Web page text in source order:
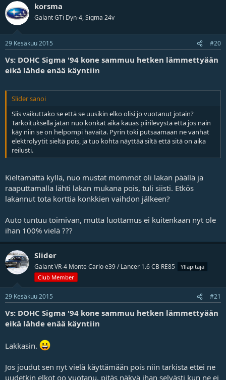
korsma
Galant GTi Dyn-4, Sigma 24v
29 Kesäkuu 2015 #20
Vs: DOHC Sigma '94 kone sammuu hetken lämmettyään
eikä lähde enää käyntiin
Slider sanoi
Siis vaikuttako se että se uusikin elko olisi jo vuotanut jotain?
Tarkoituksella jätän nuo konkat aika kauas piirilevystä että jos näin
käy niin se on helpompi havaita. Pyrin toki putsaamaan ne vanhat
elektrolyytit sieltä pois, ja tuo kohta näyttää siltä että sitä on aika
reilusti.
Kieltämättä kyllä, nuo mustat mömmöt oli lakan päällä ja
raaputtamalla lähti lakan mukana pois, tuli siisti. Etkös
lakannut tota korttia konkkien vaihdon jälkeen?
Auto tuntuu toimivan, mutta luottamus ei kuitenkaan nyt ole
ihan 100% vielä ???
Slider
Galant VR-4 Monte Carlo e39 / Lancer 1.6 CB RE85
Ylläpitäjä
Club Member
29 Kesäkuu 2015 #21
Vs: DOHC Sigma '94 kone sammuu hetken lämmettyään
eikä lähde enää käyntiin
Lakkasin.
Jos joudut sen nyt vielä käyttämään pois niin tarkista ettei ne
uudetkin elkot oo vuotanu, pitäs näkyä ihan selvästi kun ne ei